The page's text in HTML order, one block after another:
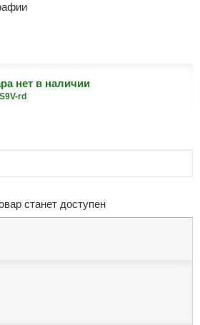
нет в наличии
rd
станет доступен